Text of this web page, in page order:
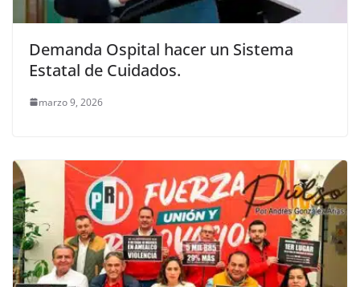
Demanda Ospital hacer un Sistema
Estatal de Cuidados.
marzo 9, 2026